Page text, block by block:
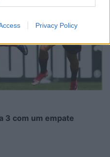
Privacy Policy
3 com um empate